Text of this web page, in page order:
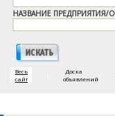
НАЗВАНИЕ ПРЕДПРИЯТИЯ/
Весь
сайт
Доска
объявлений